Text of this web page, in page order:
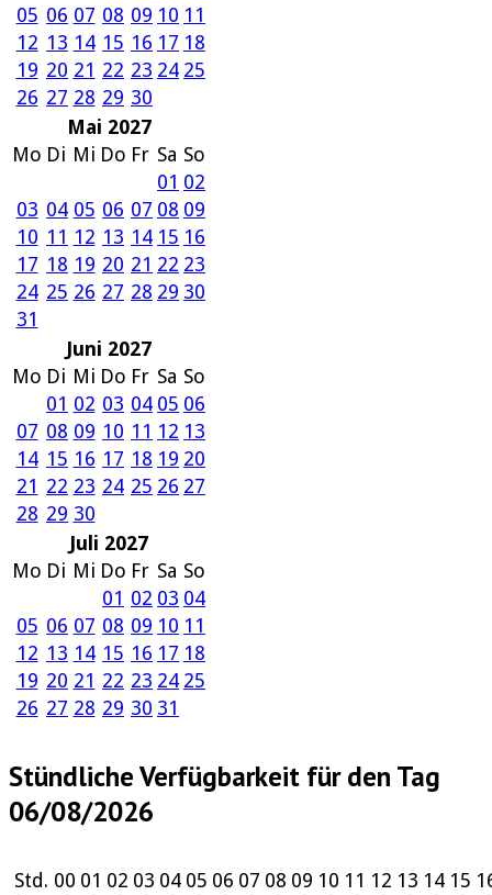
05 06 07 08 09 10 11
12 13 14 15 16 17 18
19 20 21 22 23 24 25
26 27 28 29 30
Mai 2027
Mo Di Mi Do Fr Sa So
01 02
03 04 05 06 07 08 09
10 11 12 13 14 15 16
17 18 19 20 21 22 23
24 25 26 27 28 29 30
31
Juni 2027
Mo Di Mi Do Fr Sa So
01 02 03 04 05 06
07 08 09 10 11 12 13
14 15 16 17 18 19 20
21 22 23 24 25 26 27
28 29 30
Juli 2027
Mo Di Mi Do Fr Sa So
01 02 03 04
05 06 07 08 09 10 11
12 13 14 15 16 17 18
19 20 21 22 23 24 25
26 27 28 29 30 31
Stündliche Verfügbarkeit für den Tag
06/08/2026
Std. 00 01 02 03 04 05 06 07 08 09 10 11 12 13 14 15